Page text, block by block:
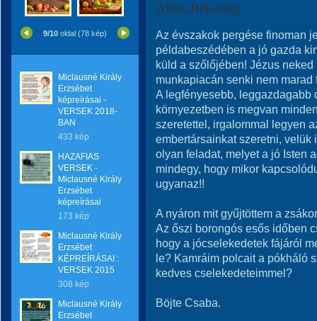
9/10 oldal (78 kép)
Miclausné Király
Erzsébet
képreírásai -
VERSEK 2018-
BAN
433 kép
HAZAFIAS
VERSEK -
Miclausné Király
Erzsébet
képreírásai
173 kép
Miclausné Király
Erzsébet
KÉPREÍRÁSAI :
VERSEK 2015
308 kép
Miclausné Király
Erzsébet
Áldás,Békesség
Az évszakok pergése finoman
példabeszédében a jó gazda
küld a szőlőjében! Jézus
munkapiacán senki nem
A legfényesebb,
környezetben is megvan
szeretettel, irgalommal legyen
embertársainkat szeretni,
olyan feladat, melyet a jó Isten
mindegy, hogy mikor
ugyanaz!!
A nyáron mit gyűjtöttem a
Az őszi borongós esős időben
hogy a jócselekedetek fájáról
le? Kamráim polcait a pókháló
kedves cselekedeteimmel?
Böjte Csaba.